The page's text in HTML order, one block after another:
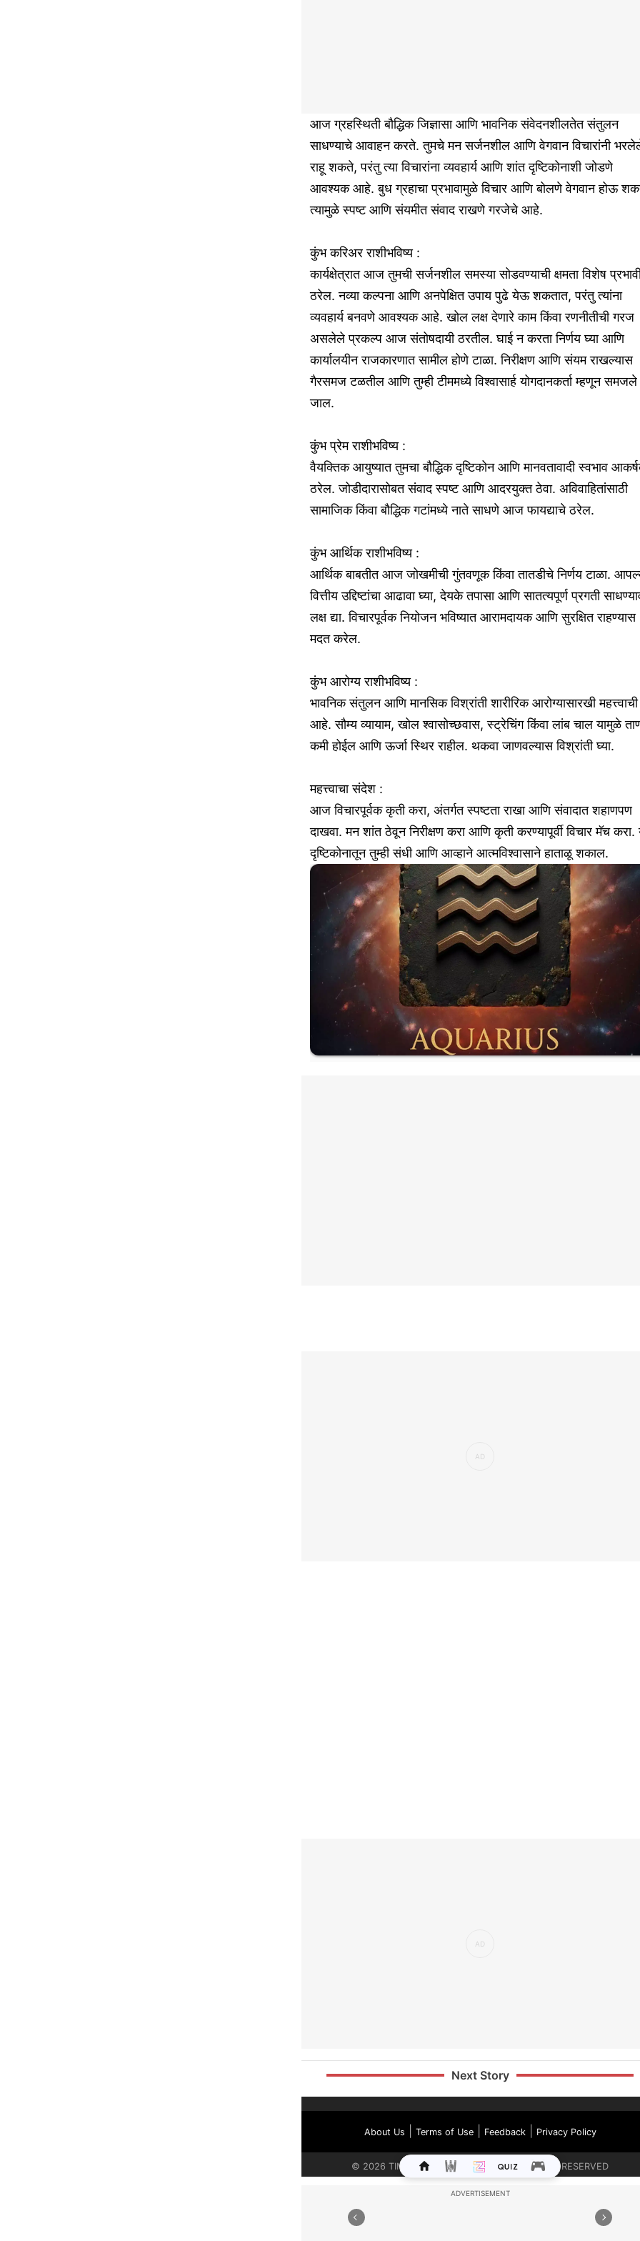
आज ग्रहस्थिती बौद्धिक जिज्ञासा आणि भावनिक संवेदनशीलतेत संतुलन
साधण्याचे आवाहन करते. तुमचे मन सर्जनशील आणि वेगवान विचारांनी
राहू शकते, परंतु त्या विचारांना व्यवहार्य आणि शांत दृष्टिकोनाशी जोडणे
आवश्यक आहे. बुध ग्रहाचा प्रभावामुळे विचार आणि बोलणे वेगवान होऊ
त्यामुळे स्पष्ट आणि संयमीत संवाद राखणे गरजेचे आहे.
कुंभ करिअर राशीभविष्य :
कार्यक्षेत्रात आज तुमची सर्जनशील समस्या सोडवण्याची क्षमता विशेष
ठरेल. नव्या कल्पना आणि अनपेक्षित उपाय पुढे येऊ शकतात, परंतु त्यांना
व्यवहार्य बनवणे आवश्यक आहे. खोल लक्ष देणारे काम किंवा रणनीतीची गरज
असलेले प्रकल्प आज संतोषदायी ठरतील. घाई न करता निर्णय घ्या आणि
कार्यालयीन राजकारणात सामील होणे टाळा. निरीक्षण आणि संयम राखल्यास
गैरसमज टळतील आणि तुम्ही टीममध्ये विश्वासार्ह योगदानकर्ता म्हणून समजले
जाल.
कुंभ प्रेम राशीभविष्य :
वैयक्तिक आयुष्यात तुमचा बौद्धिक दृष्टिकोन आणि मानवतावादी स्वभाव
ठरेल. जोडीदारासोबत संवाद स्पष्ट आणि आदरयुक्त ठेवा. अविवाहितांसाठी
सामाजिक किंवा बौद्धिक गटांमध्ये नाते साधणे आज फायद्याचे ठरेल.
कुंभ आर्थिक राशीभविष्य :
आर्थिक बाबतीत आज जोखमीची गुंतवणूक किंवा तातडीचे निर्णय टाळा.
वित्तीय उद्दिष्टांचा आढावा घ्या, देयके तपासा आणि सातत्यपूर्ण प्रगती
लक्ष द्या. विचारपूर्वक नियोजन भविष्यात आरामदायक आणि सुरक्षित राहण्यास
मदत करेल.
कुंभ आरोग्य राशीभविष्य :
भावनिक संतुलन आणि मानसिक विश्रांती शारीरिक आरोग्यासारखी महत्त्वाची
आहे. सौम्य व्यायाम, खोल श्वासोच्छवास, स्ट्रेचिंग किंवा लांब चाल यामुळे
कमी होईल आणि ऊर्जा स्थिर राहील. थकवा जाणवल्यास विश्रांती घ्या.
महत्त्वाचा संदेश :
आज विचारपूर्वक कृती करा, अंतर्गत स्पष्टता राखा आणि संवादात शहाणपण
दाखवा. मन शांत ठेवून निरीक्षण करा आणि कृती करण्यापूर्वी विचार मॅच करा.
दृष्टिकोनातून तुम्ही संधी आणि आव्हाने आत्मविश्वासाने हाताळू शकाल.
Next Story
About Us Terms of Use| Feedback| Privacy Policy
© 2026 TIMES INTERNET LIMITED. ALL RIGHTS RESERVED